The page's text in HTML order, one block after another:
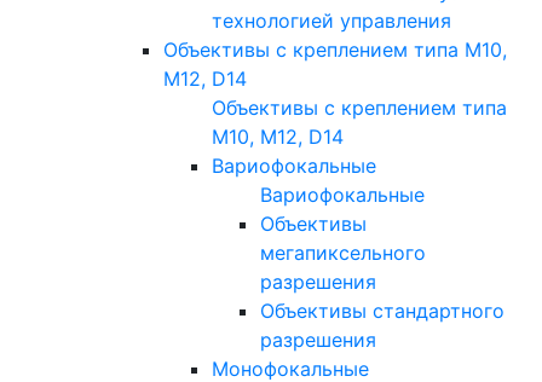
технологией управления
Объективы с креплением типа M10,
M12, D14
Объективы с креплением типа
M10, M12, D14
Вариофокальные
Вариофокальные
Объективы
мегапиксельного
разрешения
Объективы стандартного
разрешения
Монофокальные